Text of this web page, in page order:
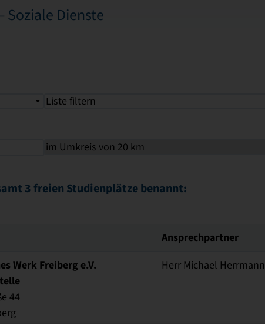
Soziale Dienste
Liste filtern
3 freien Studienplätze benannt:
Ansprechpartner
Werk Freiberg e.V.
44
Herr Michael Herrmann